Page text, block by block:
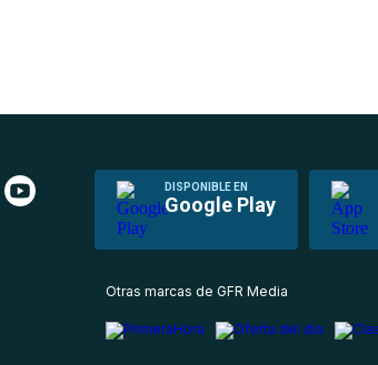
DISPONIBLE EN
Google Play
Otras marcas de GFR Media